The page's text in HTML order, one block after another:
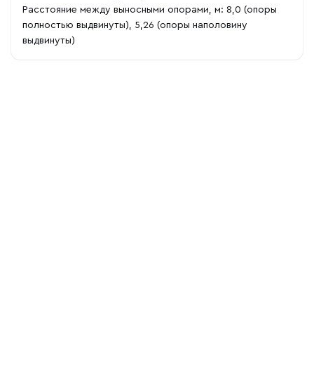
Расстояние между выносными опорами, м: 8,0 (опоры
полностью выдвинуты), 5,26 (опоры наполовину
выдвинуты)